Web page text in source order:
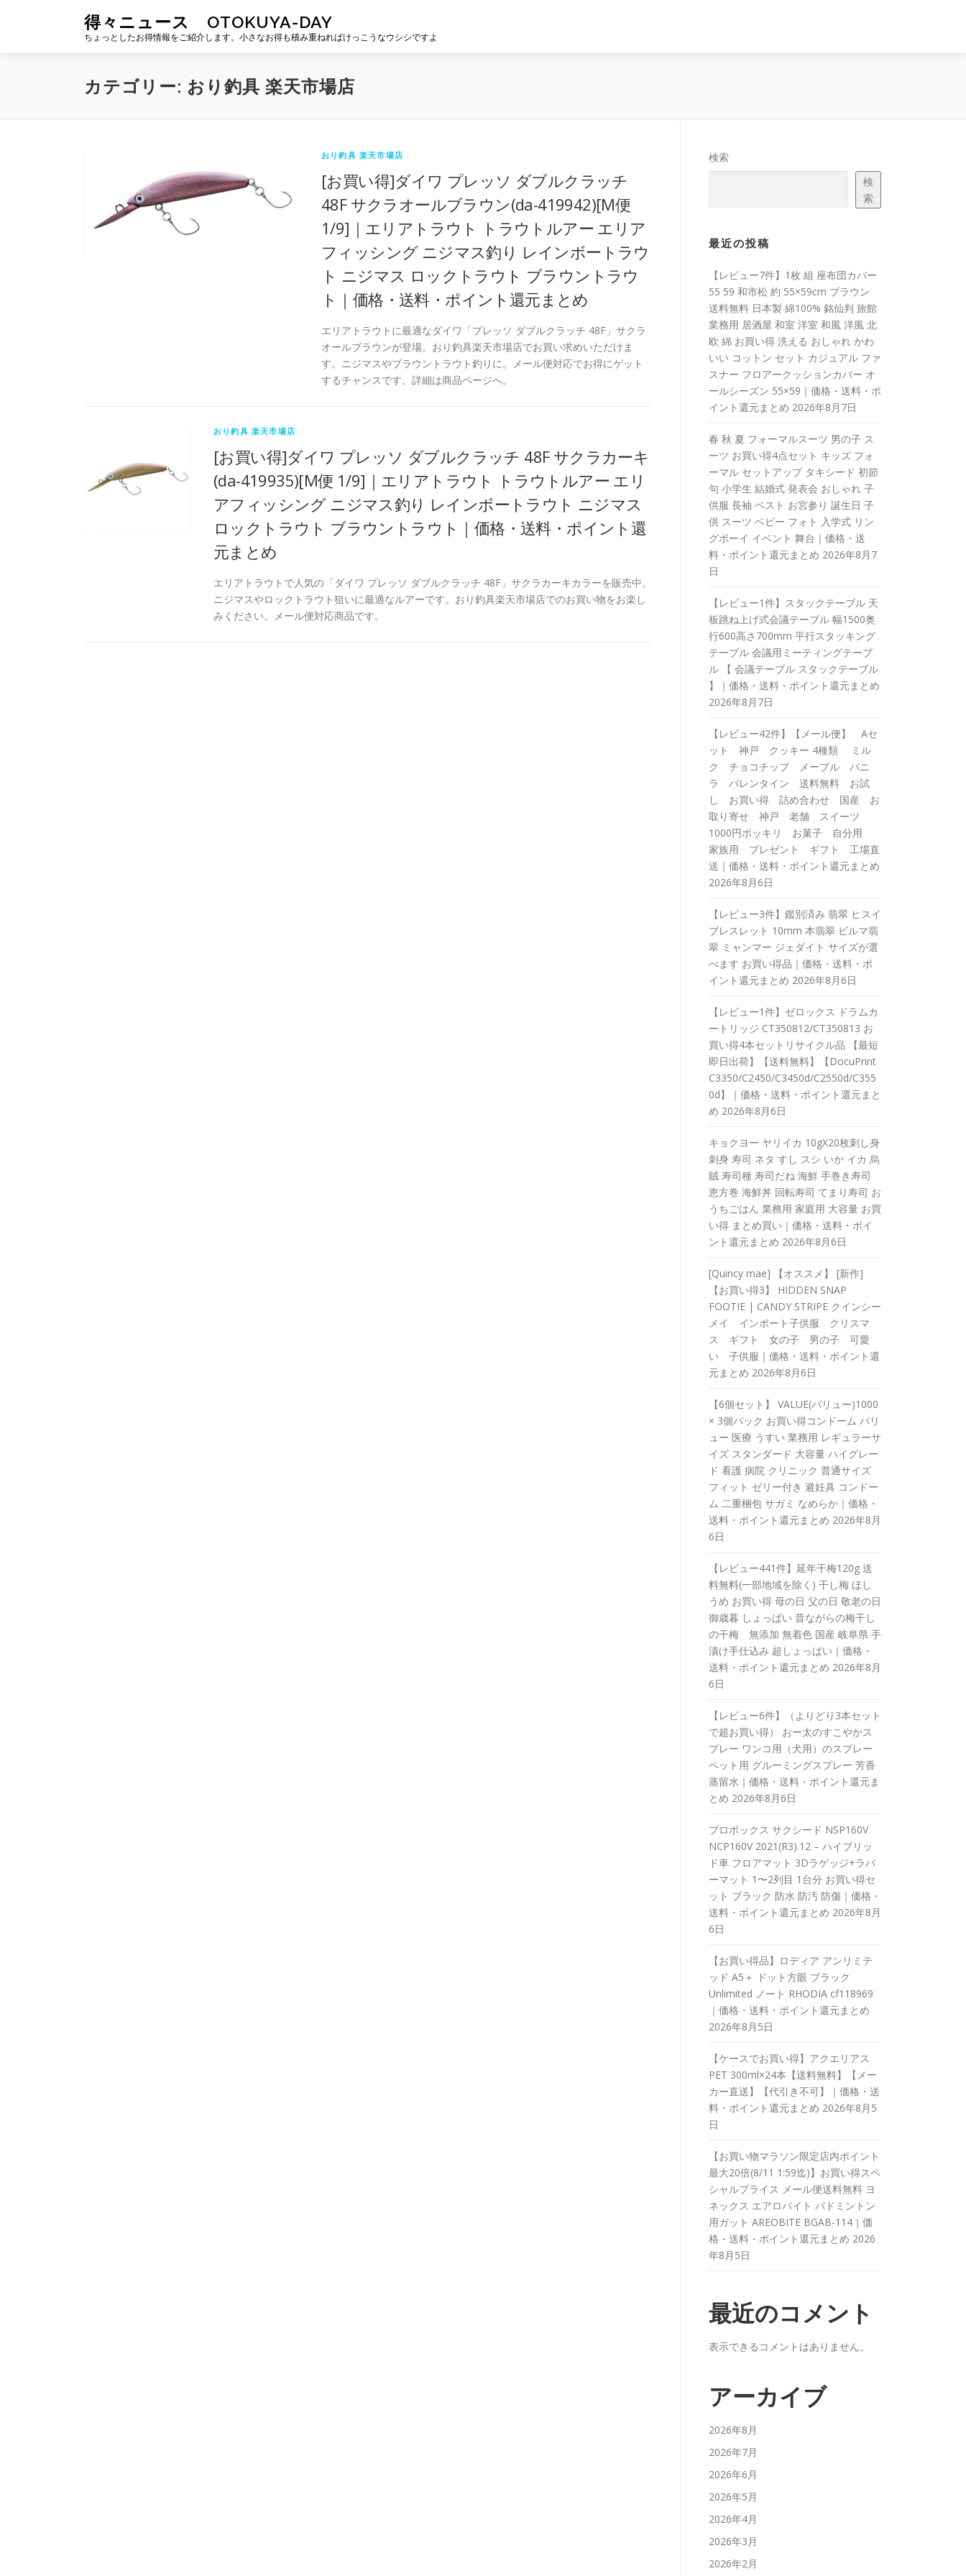
ン
得々ニュース OTOKUYA-DAY
ちょっとしたお得情報をご紹介します。小さなお得も積み重ねればけっこうなウシシですよ
カテゴリー: おり釣具 楽天市場店
おり釣具 楽天市場店
[お買い得]ダイワ プレッソ ダブルクラッチ
48F サクラオールブラウン(da-419942)[M便
1/9]｜エリアトラウト トラウトルアー エリア
フィッシング ニジマス釣り レインボートラウ
ト ニジマス ロックトラウト ブラウントラウ
ト｜価格・送料・ポイント還元まとめ
エリアトラウトに最適なダイワ「プレッソ ダブルクラッチ 48F」サクラ
オールブラウンが登場。おり釣具楽天市場店でお買い求めいただけま
す。ニジマスやブラウントラウト釣りに。メール便対応でお得にゲット
するチャンスです。詳細は商品ページへ。
おり釣具 楽天市場店
[お買い得]ダイワ プレッソ ダブルクラッチ 48F サクラカーキ
(da-419935)[M便 1/9]｜エリアトラウト トラウトルアー エリ
アフィッシング ニジマス釣り レインボートラウト ニジマス
ロックトラウト ブラウントラウト｜価格・送料・ポイント還
元まとめ
エリアトラウトで人気の「ダイワ プレッソ ダブルクラッチ 48F」サクラカーキカラーを販売中。
ニジマスやロックトラウト狙いに最適なルアーです。おり釣具楽天市場店でのお買い物をお楽し
みください。メール便対応商品です。
検索
検
索
最近の投稿
【レビュー7件】1枚 組 座布団カバー
55 59 和市松 約 55×59cm ブラウン
送料無料 日本製 綿100% 銘仙判 旅館
業務用 居酒屋 和室 洋室 和風 洋風 北
欧 綿 お買い得 洗える おしゃれ かわ
いい コットン セット カジュアル ファ
スナー フロアークッションカバー オ
ールシーズン 55×59｜価格・送料・ポ
イント還元まとめ 2026年8月7日
春 秋 夏 フォーマルスーツ 男の子 ス
ーツ お買い得4点セット キッズ フォ
ーマル セットアップ タキシード 初節
句 小学生 結婚式 発表会 おしゃれ 子
供服 長袖 ベスト お宮参り 誕生日 子
供 スーツ ベビー フォト 入学式 リン
グボーイ イベント 舞台｜価格・送
料・ポイント還元まとめ 2026年8月7
日
【レビュー1件】スタックテーブル 天
板跳ね上げ式会議テーブル 幅1500奥
行600高さ700mm 平行スタッキング
テーブル 会議用ミーティングテーブ
ル 【 会議テーブル スタックテーブル
】｜価格・送料・ポイント還元まとめ
2026年8月7日
【レビュー42件】【メール便】 Aセ
ット 神戸 クッキー 4種類 ミル
ク チョコチップ メープル バニ
ラ バレンタイン 送料無料 お試
し お買い得 詰め合わせ 国産 お
取り寄せ 神戸 老舗 スイーツ
1000円ポッキリ お菓子 自分用
家族用 プレゼント ギフト 工場直
送｜価格・送料・ポイント還元まとめ
2026年8月6日
【レビュー3件】鑑別済み 翡翠 ヒスイ
ブレスレット 10mm 本翡翠 ビルマ翡
翠 ミャンマー ジェダイト サイズが選
べます お買い得品｜価格・送料・ポ
イント還元まとめ 2026年8月6日
【レビュー1件】ゼロックス ドラムカ
ートリッジ CT350812/CT350813 お
買い得4本セットリサイクル品 【最短
即日出荷】【送料無料】【DocuPrint
C3350/C2450/C3450d/C2550d/C355
0d】｜価格・送料・ポイント還元まと
め 2026年8月6日
キョクヨー ヤリイカ 10gX20枚刺し身
刺身 寿司 ネタ すし スシ いか イカ 烏
賊 寿司種 寿司だね 海鮮 手巻き寿司
恵方巻 海鮮丼 回転寿司 てまり寿司 お
うちごはん 業務用 家庭用 大容量 お買
い得 まとめ買い｜価格・送料・ポイ
ント還元まとめ 2026年8月6日
[Quincy mae] 【オススメ】 [新作]
【お買い得3】 HIDDEN SNAP
FOOTIE | CANDY STRIPE クインシー
メイ インポート子供服 クリスマ
ス ギフト 女の子 男の子 可愛
い 子供服｜価格・送料・ポイント還
元まとめ 2026年8月6日
【6個セット】 VALUE(バリュー)1000
× 3個パック お買い得コンドーム バリ
ュー 医療 うすい 業務用 レギュラーサ
イズ スタンダード 大容量 ハイグレー
ド 看護 病院 クリニック 普通サイズ
フィット ゼリー付き 避妊具 コンドー
ム 二重梱包 サガミ なめらか｜価格・
送料・ポイント還元まとめ 2026年8月
6日
【レビュー441件】延年干梅120g 送
料無料(一部地域を除く) 干し梅 ほし
うめ お買い得 母の日 父の日 敬老の日
御歳暮 しょっぱい 昔ながらの梅干し
の干梅 無添加 無着色 国産 岐阜県 手
漬け手仕込み 超しょっぱい｜価格・
送料・ポイント還元まとめ 2026年8月
6日
【レビュー6件】（よりどり3本セット
で超お買い得） おー太のすこやかス
プレー ワンコ用（犬用）のスプレー
ペット用 グルーミングスプレー 芳香
蒸留水｜価格・送料・ポイント還元ま
とめ 2026年8月6日
プロボックス サクシード NSP160V
NCP160V 2021(R3).12 – ハイブリッ
ド車 フロアマット 3Dラゲッジ+ラバ
ーマット 1〜2列目 1台分 お買い得セ
ット ブラック 防水 防汚 防傷｜価格・
送料・ポイント還元まとめ 2026年8月
6日
【お買い得品】ロディア アンリミテ
ッド A5＋ ドット方眼 ブラック
Unlimited ノート RHODIA cf118969
｜価格・送料・ポイント還元まとめ
2026年8月5日
【ケースでお買い得】アクエリアス
PET 300ml×24本【送料無料】【メー
カー直送】【代引き不可】｜価格・送
料・ポイント還元まとめ 2026年8月5
日
【お買い物マラソン限定店内ポイント
最大20倍(8/11 1:59迄)】お買い得スペ
シャルプライス メール便送料無料 ヨ
ネックス エアロバイト バドミントン
用ガット AREOBITE BGAB-114｜価
格・送料・ポイント還元まとめ 2026
年8月5日
最近のコメント
表示できるコメントはありません。
アーカイブ
2026年8月
2026年7月
2026年6月
2026年5月
2026年4月
2026年3月
2026年2月